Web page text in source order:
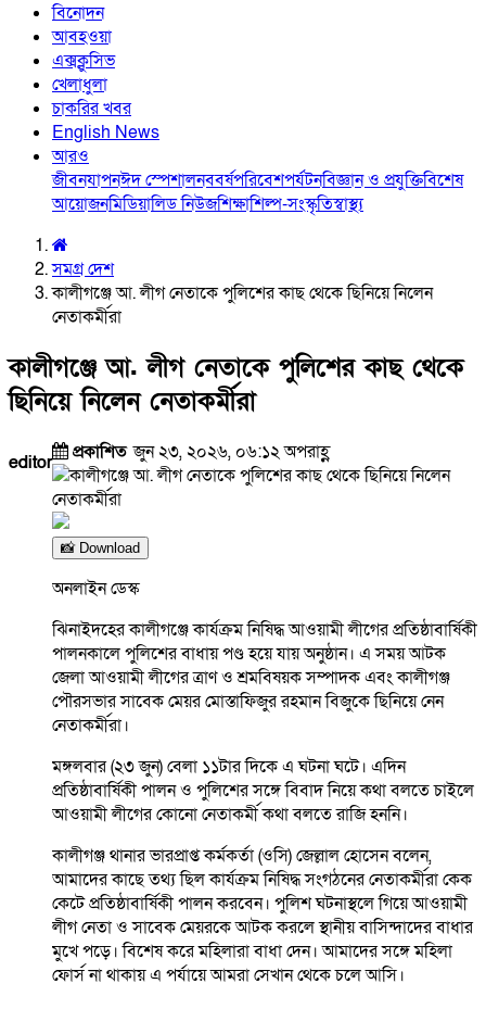
বিনোদন
আবহওয়া
এক্সক্লুসিভ
খেলাধুলা
চাকরির খবর
English News
আরও
জীবনযাপনঈদ স্পেশালনববর্ষপরিবেশপর্যটনবিজ্ঞান ও প্রযুক্তিবিশেষ
আয়োজনমিডিয়ালিড নিউজশিক্ষাশিল্প-সংস্কৃতিস্বাস্থ্য
সমগ্র দেশ
কালীগঞ্জে আ. লীগ নেতাকে পুলিশের কাছ থেকে ছিনিয়ে নিলেন
নেতাকর্মীরা
কালীগঞ্জে আ. লীগ নেতাকে পুলিশের কাছ থেকে
ছিনিয়ে নিলেন নেতাকর্মীরা
editor প্রকাশিতজুন ২৩, ২০২৬, ০৬:১২ অপরাহ্ণ
📸 Download
অনলাইন ডেস্ক
ঝিনাইদহের কালীগঞ্জে কার্যক্রম নিষিদ্ধ আওয়ামী লীগের প্রতিষ্ঠাবার্ষিকী
পালনকালে পুলিশের বাধায় পণ্ড হয়ে যায় অনুষ্ঠান। এ সময় আটক
জেলা আওয়ামী লীগের ত্রাণ ও শ্রমবিষয়ক সম্পাদক এবং কালীগঞ্জ
পৌরসভার সাবেক মেয়র মোস্তাফিজুর রহমান বিজুকে ছিনিয়ে নেন
নেতাকর্মীরা।
মঙ্গলবার (২৩ জুন) বেলা ১১টার দিকে এ ঘটনা ঘটে। এদিন
প্রতিষ্ঠাবার্ষিকী পালন ও পুলিশের সঙ্গে বিবাদ নিয়ে কথা বলতে চাইলে
আওয়ামী লীগের কোনো নেতাকর্মী কথা বলতে রাজি হননি।
কালীগঞ্জ থানার ভারপ্রাপ্ত কর্মকর্তা (ওসি) জেল্লাল হোসেন বলেন,
আমাদের কাছে তথ্য ছিল কার্যক্রম নিষিদ্ধ সংগঠনের নেতাকর্মীরা কেক
কেটে প্রতিষ্ঠাবার্ষিকী পালন করবেন। পুলিশ ঘটনাস্থলে গিয়ে আওয়ামী
লীগ নেতা ও সাবেক মেয়রকে আটক করলে স্থানীয় বাসিন্দাদের বাধার
মুখে পড়ে। বিশেষ করে মহিলারা বাধা দেন। আমাদের সঙ্গে মহিলা
ফোর্স না থাকায় এ পর্যায়ে আমরা সেখান থেকে চলে আসি।